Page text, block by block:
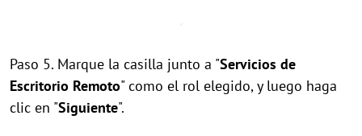
Paso 5. Marque la casilla junto a "Servicios de
Escritorio Remoto" como el rol elegido, y luego haga
clic en "Siguiente".